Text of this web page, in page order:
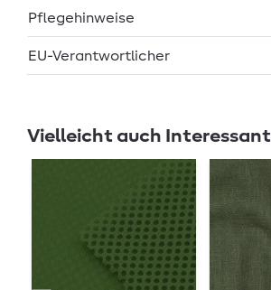
Pflegehinweise
EU-Verantwortlicher
Vielleicht auch Interessant